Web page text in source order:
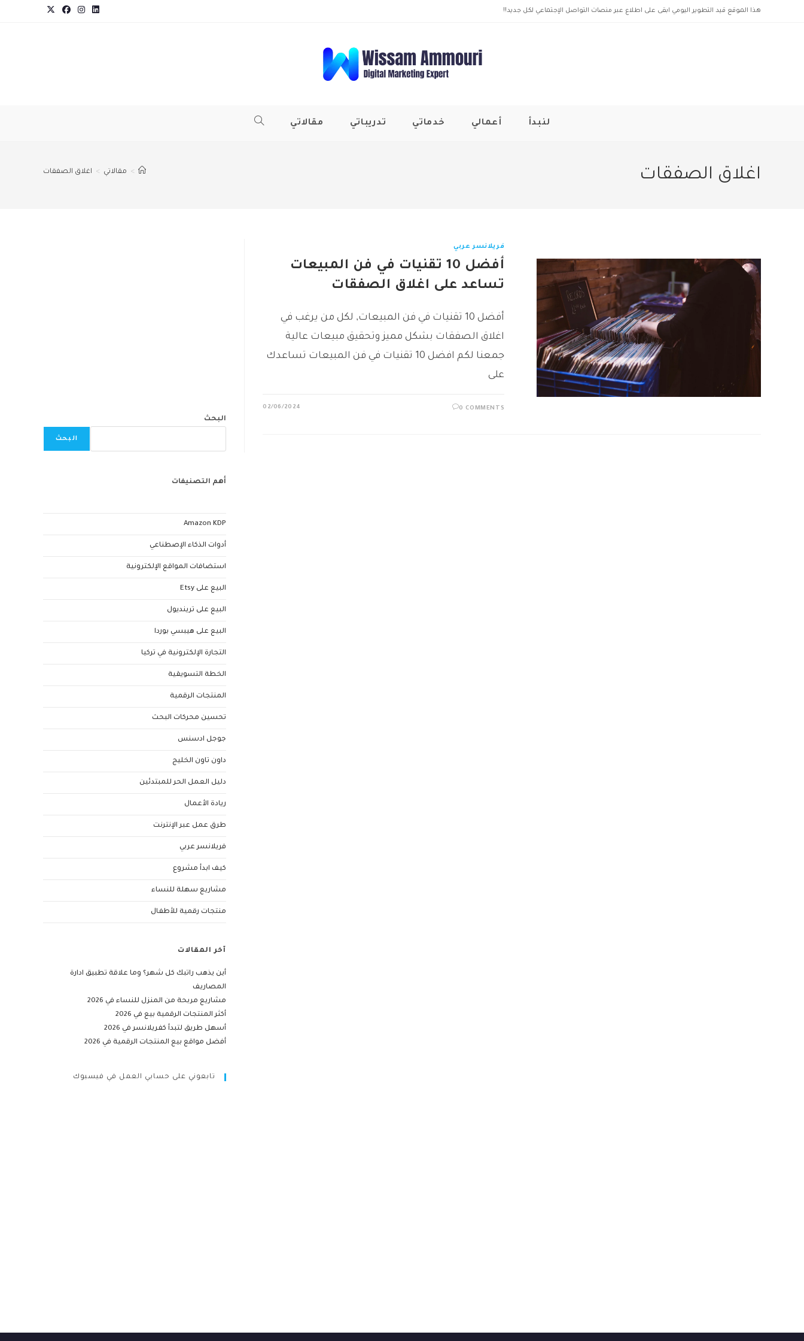
هذا الموقع قيد التطوير اليومي ابقى على اطلاع عبر منصات التواصل الإجتماعي لكل جديد!!
لنبدأ أعمالي خدماتي تدريباتي مقالاتي TOGGLE
اغلاق الصفقات > مقالاتي > اغلاق الصفقات
فريلانسر عربي
أفضل 10 تقنيات في فن المبيعات
تساعد على اغلاق الصفقات
أفضل 10 تقنيات في فن المبيعات, لكل من يرغب في
اغلاق الصفقات بشكل مميز وتحقيق مبيعات عالية
جمعنا لكم افضل 10 تقنيات في فن المبيعات تساعدك
على
0 COMMENTS
02/06/2024
البحث
البحث
أهم التصنيفات
Amazon KDP
أدوات الذكاء الإصطناعي
استضافات المواقع الإلكترونية
البيع على Etsy
البيع على ترينديول
البيع على هيبسي بوردا
التجارة الإلكترونية في تركيا
الخطة التسويقية
المنتجات الرقمية
تحسين محركات البحث
جوجل ادسنس
داون تاون الخليج
دليل العمل الحر للمبتدئين
ريادة الأعمال
طرق عمل عبر الإنترنت
فريلانسر عربي
كيف ابدأ مشروع
مشاريع سهلة للنساء
منتجات رقمية للأطفال
آخر المقالات
أين يذهب راتبك كل شهر؟ وما علاقة تطبيق ادارة
المصاريف
مشاريع مربحة من المنزل للنساء في 2026
أكثر المنتجات الرقمية بيع في 2026
أسهل طريق لتبدأ كفريلانسر في 2026
أفضل مواقع بيع المنتجات الرقمية في 2026
تابعوني على حسابي العمل في فيسبوك